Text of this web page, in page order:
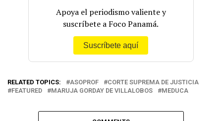
Apoya el periodismo valiente y
suscríbete a Foco Panamá.
Suscríbete aquí
RELATED TOPICS: ASOPROF
CORTE SUPREMA DE JUSTICIA
FEATURED
MARUJA GORDAY DE VILLALOBOS MEDUCA